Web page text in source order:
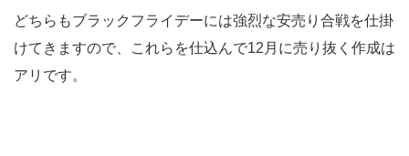
どちらもブラックフライデーには強烈な安売り合戦を仕掛
けてきますので、これらを仕込んで12月に売り抜く作成は
アリです。